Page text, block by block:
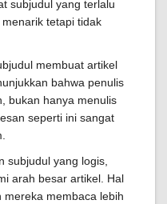
subjudul yang terlalu
tetapi tidak
membuat artikel
bahwa penulis
bukan hanya menulis
seperti ini sangat
subjudul yang logis,
arah besar artikel. Hal
mereka membaca lebih